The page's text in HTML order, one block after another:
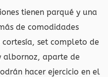
tienen parqué y una
de comodidades
set completo de
albornoz, aparte de
hacer ejercicio en el